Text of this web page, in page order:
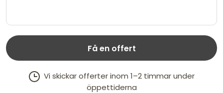
Få en offert
Vi skickar offerter inom 1–2 timmar under
öppettiderna